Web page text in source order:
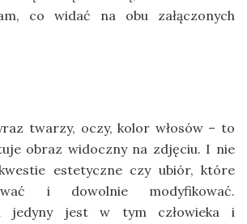
co widać na obu załączonych
twarzy, oczy, kolor włosów – to
obraz widoczny na zdjęciu. I nie
estetyczne czy ubiór, które
i dowolnie modyfikować.
i jedyny jest w tym człowieka i